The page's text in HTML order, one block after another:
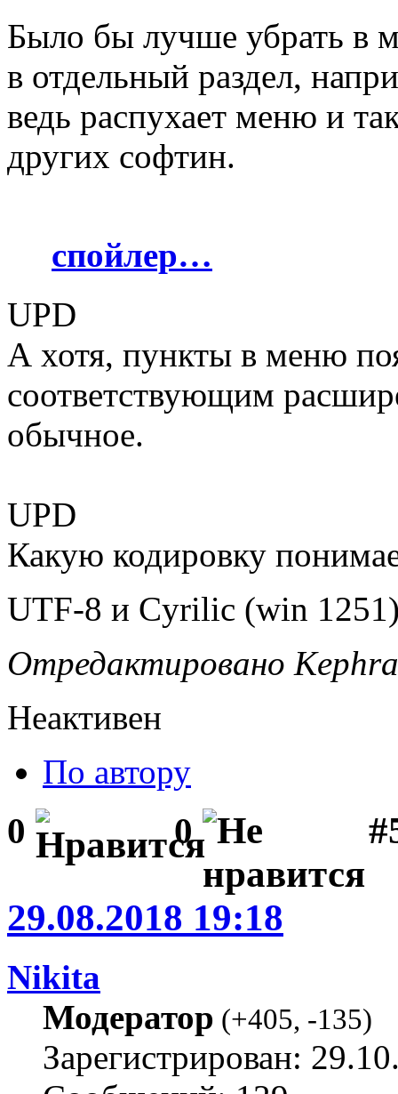
Было бы лучше убрать в
в отдельный раздел,
ведь распухает меню и
других софтин.
спойлер…
UPD
А хотя, пункты в меню
соответствующим
обычное.
UPD
Какую кодировку
UTF-8 и Cyrilic (win
Отредактировано
Неактивен
По автору
0 0
29.08.2018 19:18
Nikita
Модератор (+405, -135)
Зарегистрирован: